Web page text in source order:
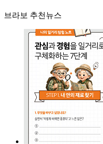
브라보 추천뉴스